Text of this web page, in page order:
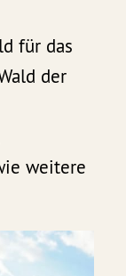
für das
der
weitere